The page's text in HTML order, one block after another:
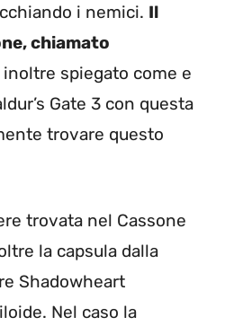
i nemici. Il
chiamato
inoltre spiegato come e
Gate 3 con questa
trovare questo
trovata nel Cassone
la capsula dalla
Shadowheart
Nel caso la